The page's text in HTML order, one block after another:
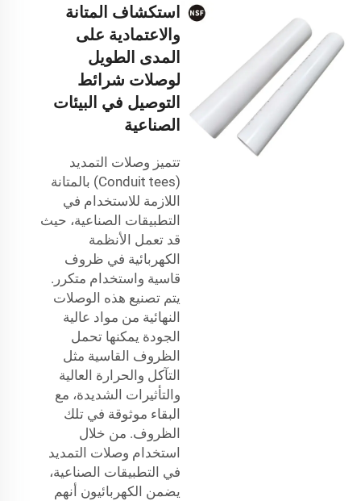
استكشاف المتانة
والاعتمادية على
المدى الطويل
لوصلات شرائط
التوصيل في البيئات
الصناعية
تتميز وصلات التمديد
(Conduit tees) بالمتانة
اللازمة للاستخدام في
التطبيقات الصناعية، حيث
قد تعمل الأنظمة
الكهربائية في ظروف
قاسية واستخدام متكرر.
يتم تصنيع هذه الوصلات
النهائية من مواد عالية
الجودة يمكنها تحمل
الظروف القاسية مثل
التآكل والحرارة العالية
والتأثيرات الشديدة، مع
البقاء موثوقة في تلك
الظروف. من خلال
استخدام وصلات التمديد
في التطبيقات الصناعية،
يضمن الكهربائيون أنهم